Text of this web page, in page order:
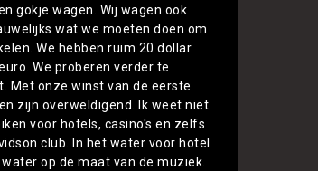
gokje wagen. Wij wagen ook
wat we moeten doen om
We hebben ruim 20 dollar
We proberen verder te
Met onze winst van de eerste
zijn overweldigend. Ik weet niet
voor hotels, casino's en zelfs
club. In het water voor hotel
op de maat van de muziek.